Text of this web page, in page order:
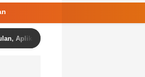
Cek Bansos Membuat Warga Merasa